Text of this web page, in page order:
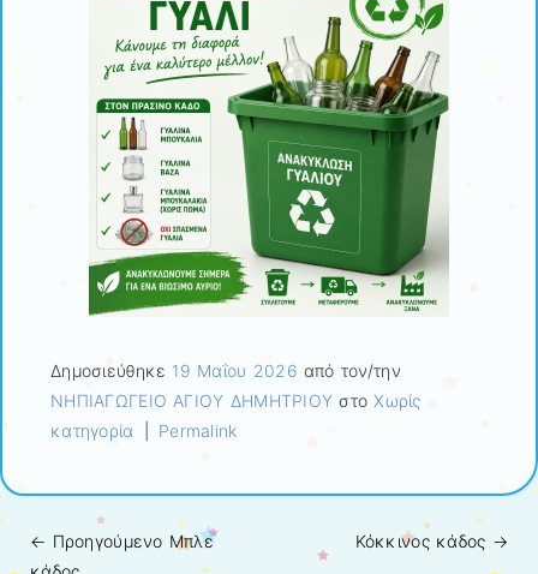
Δημοσιεύθηκε 19 Μαΐου 2026 από τον/την
ΝΗΠΙΑΓΩΓΕΙΟ ΑΓΙΟΥ ΔΗΜΗΤΡΙΟΥ στοΧωρίς
κατηγορία
Permalink
Πλοήγηση άρθρων
← Προηγούμενo Μπλε
Κόκκινος κάδος →